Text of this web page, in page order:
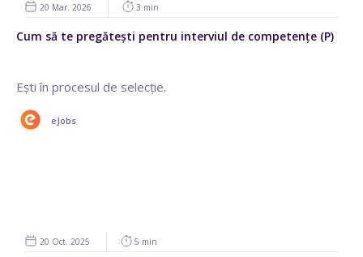
20 Mar. 2026 3 min
Cum să te pregătești pentru interviul de competențe (P)
Ești în procesul de selecție.
eJobs
20 Oct. 2025 5 min